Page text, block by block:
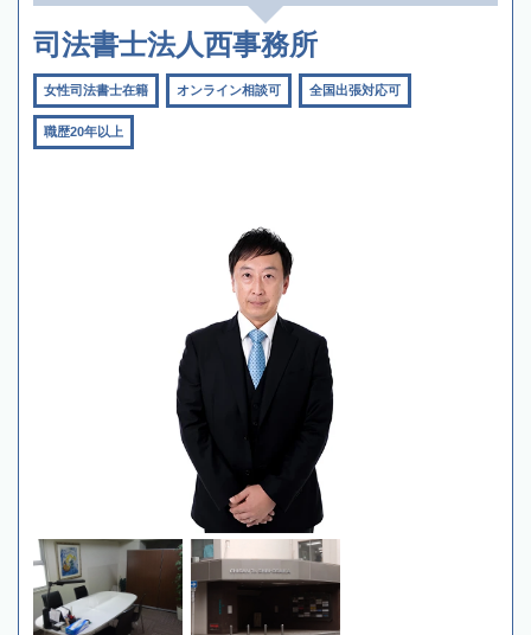
司法書士法人西事務所
女性司法書士在籍 オンライン相談可 全国出張対応可
職歴20年以上